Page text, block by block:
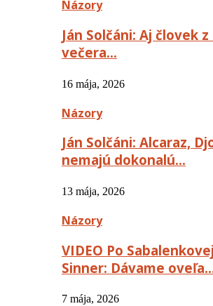
Názory
Ján Solčáni: Aj človek
večera…
16 mája, 2026
Názory
Ján Solčáni: Alcaraz,
nemajú dokonalú…
13 mája, 2026
Názory
VIDEO Po
Sinner: Dávame
7 mája, 2026